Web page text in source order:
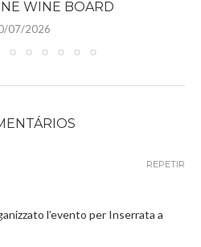
WINE BOARD
07/2026
l’evento per Inserrata a
REPETIR